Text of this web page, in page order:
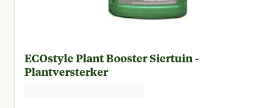
ECOstyle Plant Booster Siertuin -
Plantversterker